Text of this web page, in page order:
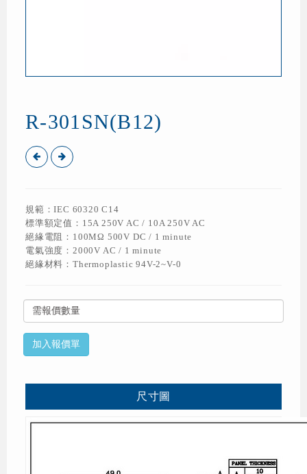
R-301SN(B12)
規範：IEC 60320 C14
標準額定值：15A 250V AC / 10A 250V AC
絕緣電阻：100MΩ 500V DC / 1 minute
電氣強度：2000V AC / 1 minute
絕緣材料：Thermoplastic 94V-2~V-0
尺寸圖